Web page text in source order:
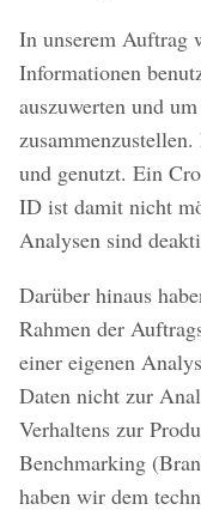
In unserem Auftrag
Informationen
auszuwerten und
und genutzt. Ein
ID ist damit nicht
Analysen sind
Darüber hinaus
Rahmen der
einer eigenen
Daten nicht zur
Verhaltens zur
Benchmarking
haben wir dem